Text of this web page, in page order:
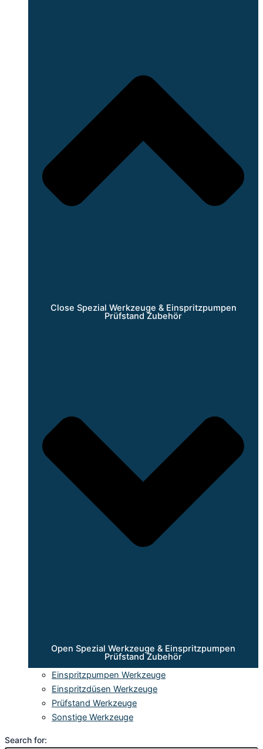
Close Spezial Werkzeuge & Einspritzpumpen
Prüfstand Zubehör
Open Spezial Werkzeuge & Einspritzpumpen
Prüfstand Zubehör
Einspritzpumpen Werkzeuge
Einspritzdüsen Werkzeuge
Prüfstand Werkzeuge
Sonstige Werkzeuge
Search for: